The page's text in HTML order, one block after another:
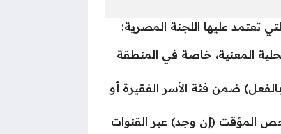
تعتمد عليها اللجنة المصرية:
المعنية، خاصة في المنطقة
ضمن فئة الأسر الفقيرة أو
المؤقت (إن وجد) عبر القنوات